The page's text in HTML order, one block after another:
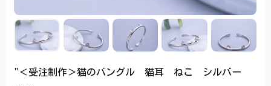
"＜受注制作＞猫のバングル 猫耳 ねこ シルバー